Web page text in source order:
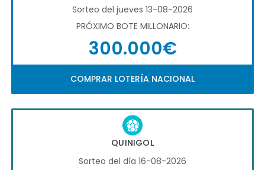
Sorteo del jueves 13-08-2026
PRÓXIMO BOTE MILLONARIO:
300.000€
COMPRAR LOTERÍA NACIONAL
QUINIGOL
Sorteo del día 16-08-2026